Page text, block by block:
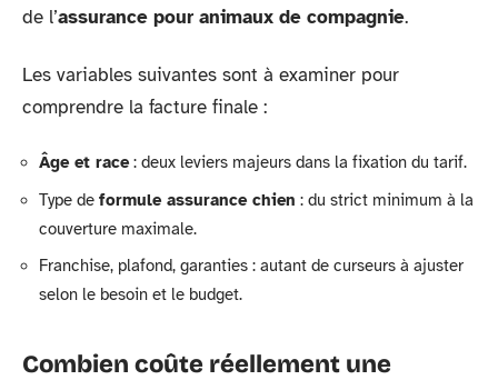
de l’assurance pour animaux de compagnie.
Les variables suivantes sont à examiner pour
comprendre la facture finale :
Âge et race: deux leviers majeurs dans la fixation du tarif.
Type de formule assurance chien : du strict minimum à la
couverture maximale.
Franchise, plafond, garanties : autant de curseurs à ajuster
selon le besoin et le budget.
Combien coûte réellement une